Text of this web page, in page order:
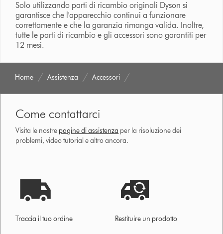
Solo utilizzando parti di ricambio originali Dyson si
garantisce che l'apparecchio continui a funzionare
correttamente e che la garanzia rimanga valida. Inoltre,
tutte le parti di ricambio e gli accessori sono garantiti per
12 mesi.
Home Assistenza Accessori
Come contattarci
Visita le nostre pagine di assistenza per la risoluzione dei
problemi, video tutorial e altro ancora.
Traccia il tuo ordine Restituire un prodotto